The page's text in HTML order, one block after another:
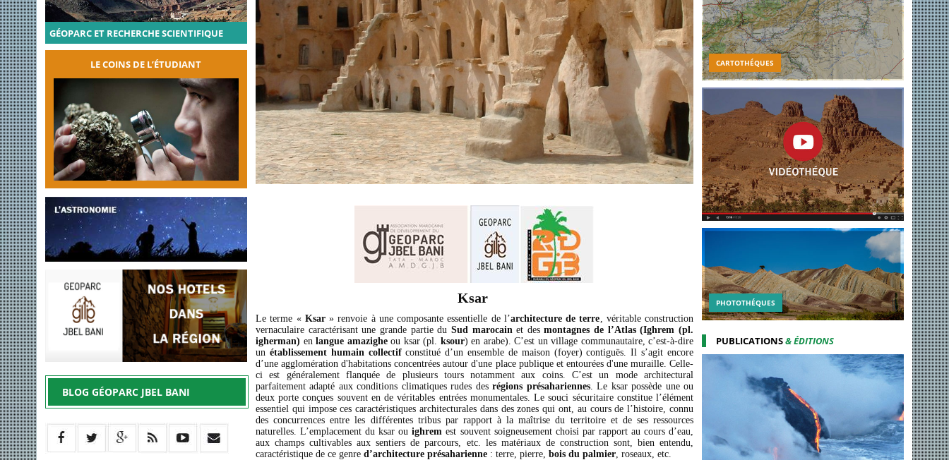
Ksar
Le terme « Ksar» renvoie à une composante essentielle de l’architecture de terre , véritable construction
vernaculaire caractérisant une grande partie du Sud marocain et desmontagnes de l’Atlas (Ighrem (pl.
igherman) en langue amazigheou ksar (pl. ksour) en arabe). C’est un village communautaire, c’est-à-dire
un établissement humain collectifconstitué d’un ensemble de maison (foyer) contiguës. Il s’agit encore
d’une agglomération d'habitations concentrées autour d'une place publique et entourées d'une muraille. Celle-
ci est généralement flanquée de plusieurs tours notamment aux coins. C’est un mode architectural
parfaitement adapté aux conditions climatiques rudes desrégions présahariennes. Le ksar possède une ou
deux porte conçues souvent en de véritables entrées monumentales. Le souci sécuritaire constitue l’élément
essentiel qui impose ces caractéristiques architecturales dans des zones qui ont, au cours de l’histoire, connu
des concurrences entre les différentes tribus par rapport à la maîtrise du territoire et de ses ressources
naturelles. L’emplacement du ksar ouighrem est souvent soigneusement choisi par rapport au cours d’eau,
aux champs cultivables aux sentiers de parcours, etc. les matériaux de construction sont, bien entendu,
caractéristique de ce genre d’architecture présaharienne : terre, pierre, bois du palmier , roseaux, etc.
GÉOPARC ET RECHERCHE SCIENTIFIQUE
LE COINS DE L’ÉTUDIANT
BLOG GÉOPARC JBEL BANI
CARTOTHÉQUES
PHOTOTHÉQUES
PUBLICATIONS& ÉDITIONS